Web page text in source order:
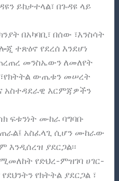
ይከታተላል፣ በጉዳዩ ላይ
በአካባቢ፣ በሰው ፣እንስሳት
ተጽዕኖ የደረሰ እንደሆነ
መንስኤውን ለመለየት
፣የክትትል ውጤቱን መሠረት
አስተዳደራዊ እርምጃዎችን
ፍቱንነት ሙከራ ባግባቡ
አስፈላጊ ሲሆን ሙከራው
ያደርጋል፡፡
የድህረ-ምዝገባ ሀገር-
የክትትል ያደርጋል ፣